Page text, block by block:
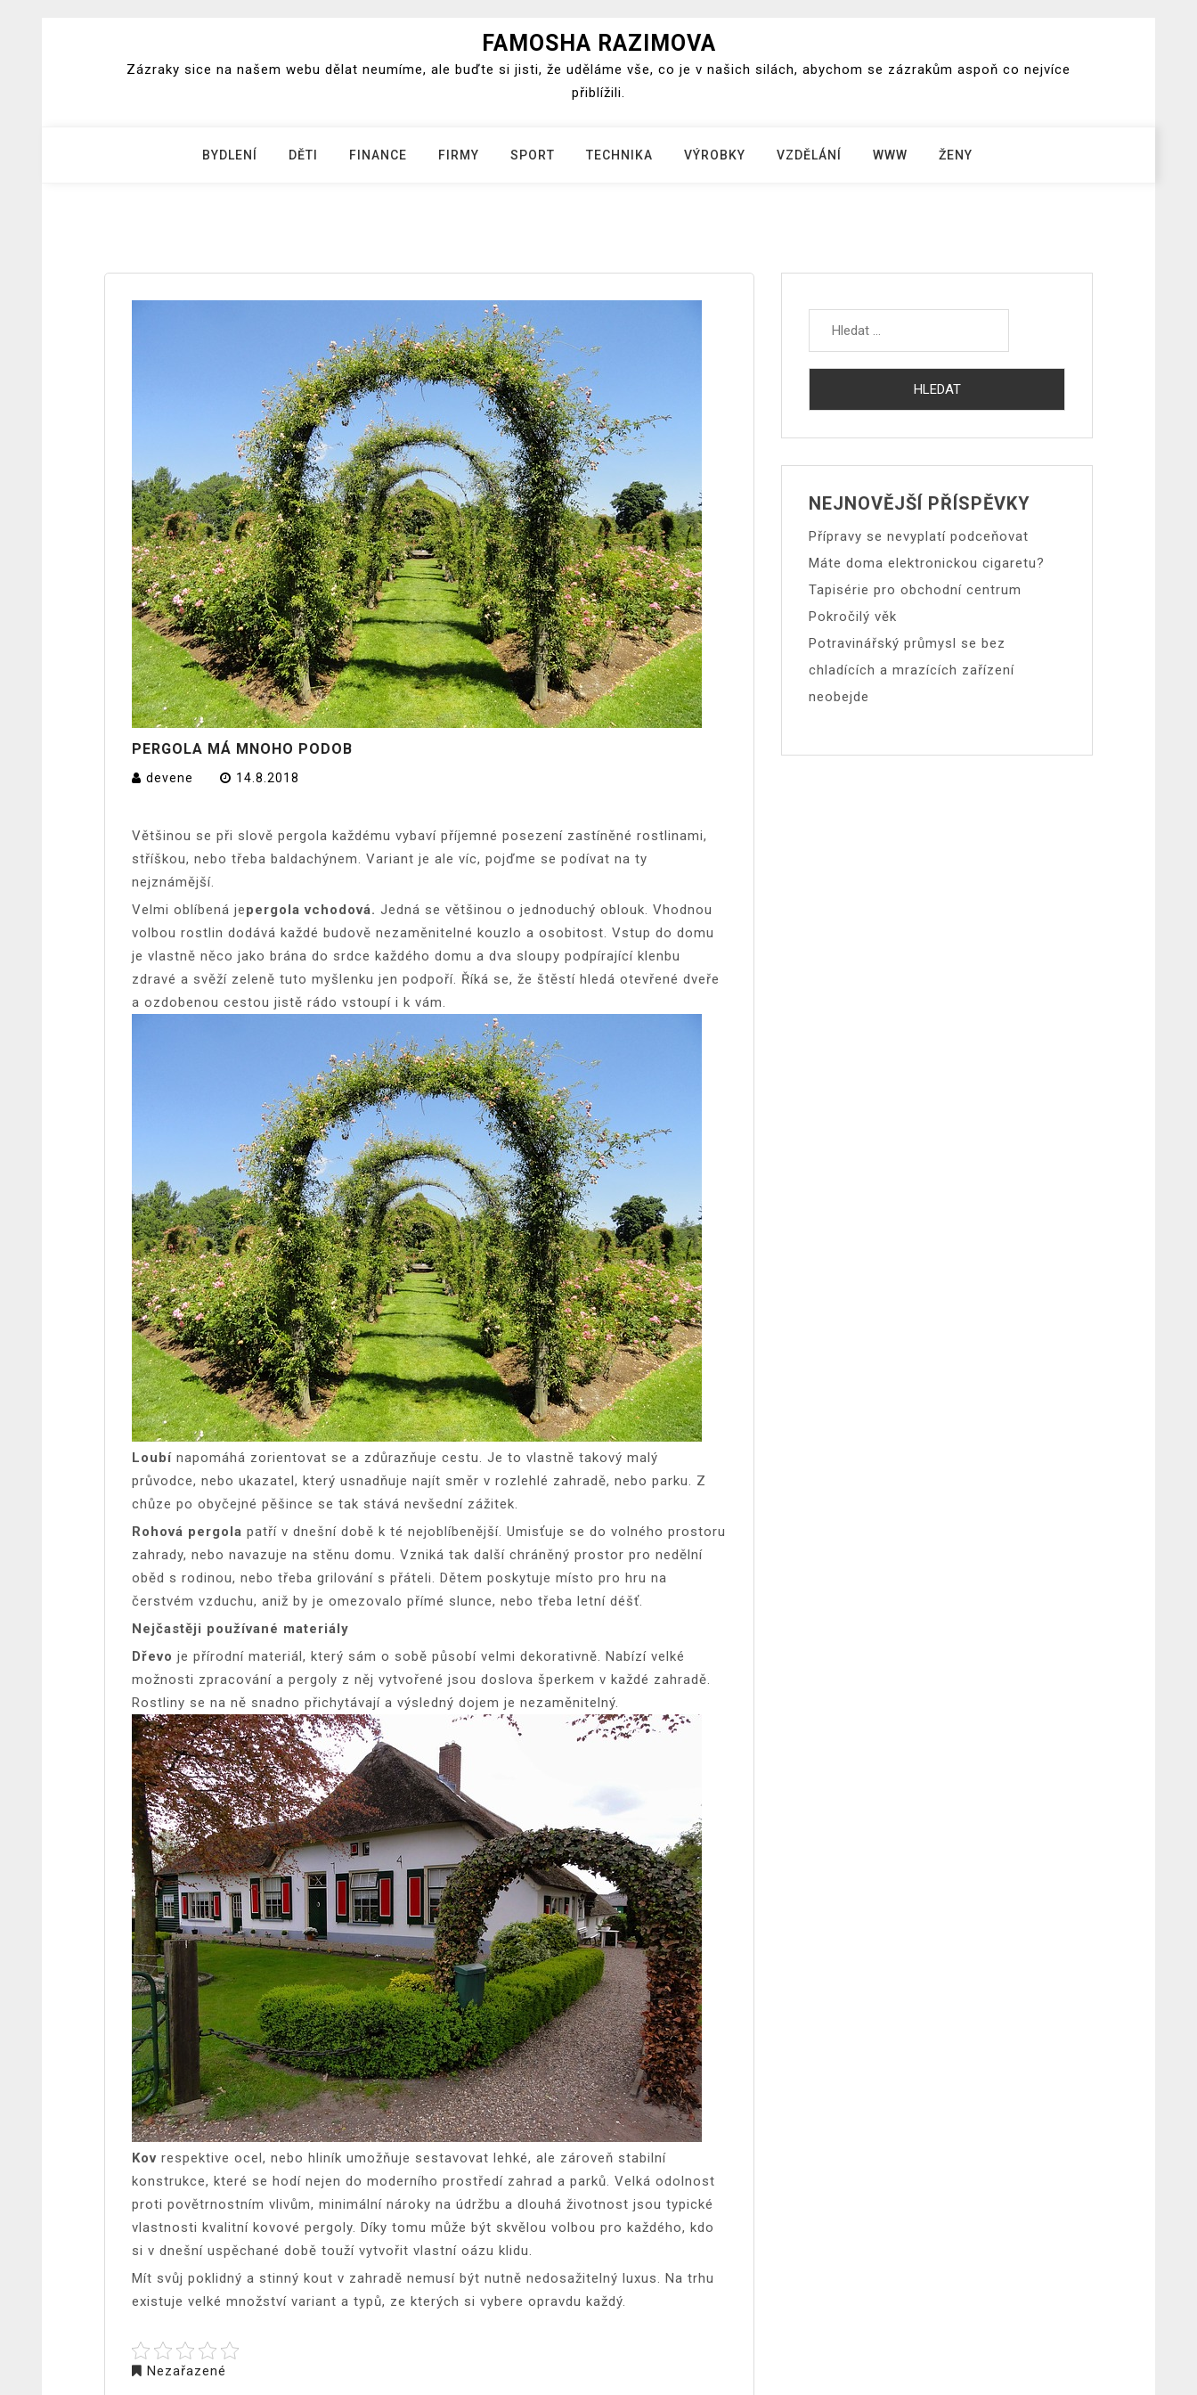
FAMOSHA RAZIMOVA
Zázraky sice na našem webu dělat neumíme, ale buďte si jisti, že uděláme vše, co je v našich silách, abychom se zázrakům aspoň co nejvíce
přiblížili.
BYDLENÍ DĚTI FINANCE FIRMY SPORT TECHNIKA VÝROBKY VZDĚLÁNÍ WWW ŽENY
PERGOLA MÁ MNOHO PODOB
devene 14.8.2018
Většinou se při slově pergola každému vybaví příjemné posezení zastíněné rostlinami,
stříškou, nebo třeba baldachýnem. Variant je ale víc, pojďme se podívat na ty
nejznámější.
Velmi oblíbená jepergola vchodová. Jedná se většinou o jednoduchý oblouk. Vhodnou
volbou rostlin dodává každé budově nezaměnitelné kouzlo a osobitost. Vstup do domu
je vlastně něco jako brána do srdce každého domu a dva sloupy podpírající klenbu
zdravé a svěží zeleně tuto myšlenku jen podpoří. Říká se, že štěstí hledá otevřené dveře
a ozdobenou cestou jistě rádo vstoupí i k vám.
Loubí napomáhá zorientovat se a zdůrazňuje cestu. Je to vlastně takový malý
průvodce, nebo ukazatel, který usnadňuje najít směr v rozlehlé zahradě, nebo parku. Z
chůze po obyčejné pěšince se tak stává nevšední zážitek.
Rohová pergola patří v dnešní době k té nejoblíbenější. Umisťuje se do volného prostoru
zahrady, nebo navazuje na stěnu domu. Vzniká tak další chráněný prostor pro nedělní
oběd s rodinou, nebo třeba grilování s přáteli. Dětem poskytuje místo pro hru na
čerstvém vzduchu, aniž by je omezovalo přímé slunce, nebo třeba letní déšť.
Nejčastěji používané materiály
Dřevo je přírodní materiál, který sám o sobě působí velmi dekorativně. Nabízí velké
možnosti zpracování a pergoly z něj vytvořené jsou doslova šperkem v každé zahradě.
Rostliny se na ně snadno přichytávají a výsledný dojem je nezaměnitelný.
Kov respektive ocel, nebo hliník umožňuje sestavovat lehké, ale zároveň stabilní
konstrukce, které se hodí nejen do moderního prostředí zahrad a parků. Velká odolnost
proti povětrnostním vlivům, minimální nároky na údržbu a dlouhá životnost jsou typické
vlastnosti kvalitní kovové pergoly. Díky tomu může být skvělou volbou pro každého, kdo
si v dnešní uspěchané době touží vytvořit vlastní oázu klidu.
Mít svůj poklidný a stinný kout v zahradě nemusí být nutně nedosažitelný luxus. Na trhu
existuje velké množství variant a typů, ze kterých si vybere opravdu každý.
Nezařazené
Vyhledávání
NEJNOVĚJŠÍ PŘÍSPĚVKY
Přípravy se nevyplatí podceňovat
Máte doma elektronickou cigaretu?
Tapisérie pro obchodní centrum
Pokročilý věk
Potravinářský průmysl se bez
chladících a mrazících zařízení
neobejde